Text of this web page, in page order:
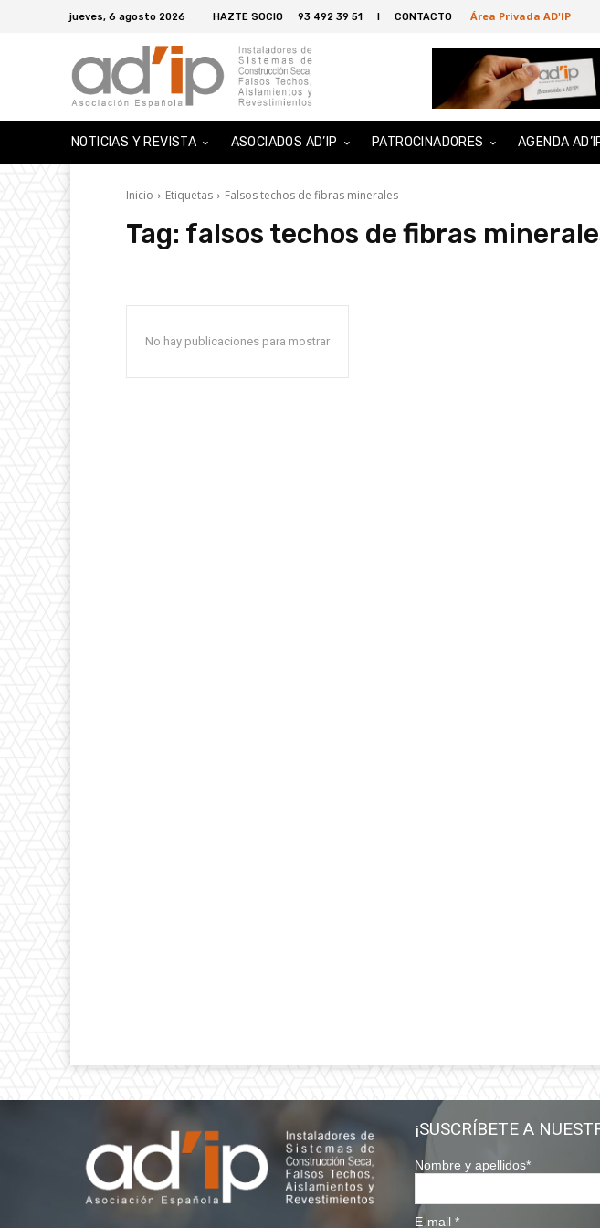
jueves, 6 agosto 2026 HAZTE SOCIO 93 492 39 51 I CONTACTO Área Privada AD'IP
NOTICIAS Y REVISTA ASOCIADOS AD’IP PATROCINADORES AGENDA
Inicio Etiquetas Falsos techos de fibras minerales
Tag: falsos techos de fibras
No hay publicaciones para mostrar
¡SUSCRÍBETE A
Nombre y apellidos*
E-mail*